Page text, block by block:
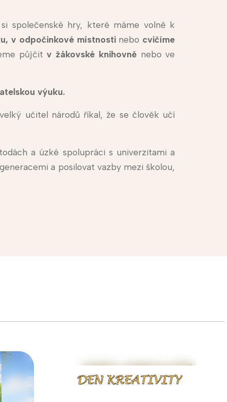
společenské hry, které máme volně k
v odpočinkové místnosti nebo cvičíme
půjčitv žákovské knihovněnebo ve
výuku.
učitel národů říkal, že se člověk učí
a úzké spolupráci s univerzitami a
a posilovat vazby mezi školou,